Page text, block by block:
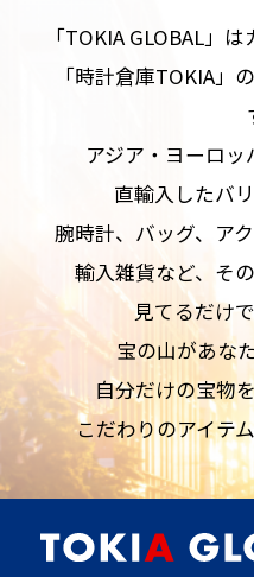
「TOKIA GLOBAL」
「時計倉庫TOKIA」
アジア・ヨーロ
直輸入したバ
腕時計、バッグ、ア
輸入雑貨など、そ
見てるだけ
宝の山があな
自分だけの宝物
こだわりのアイテ